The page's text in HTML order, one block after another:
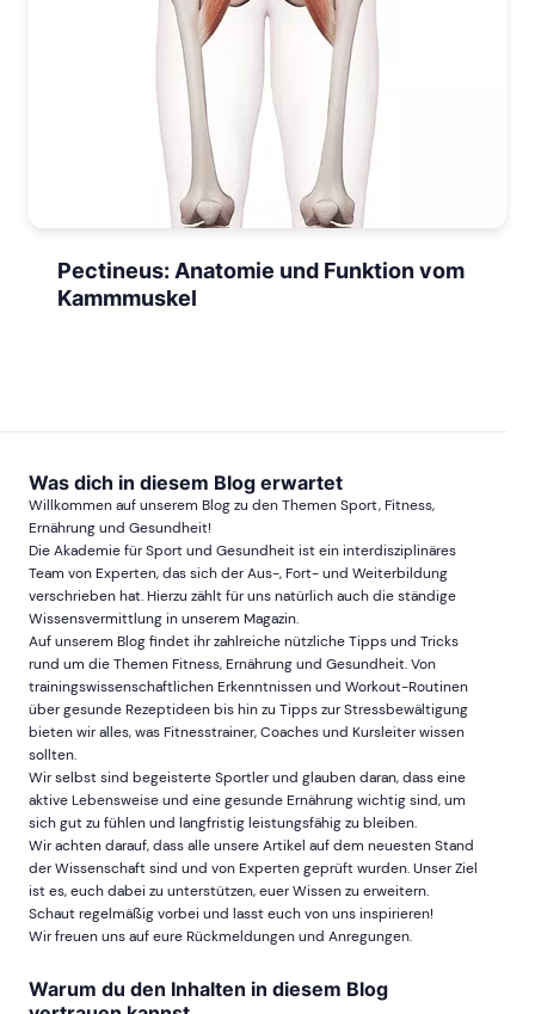
Pectineus: Anatomie und Funktion vom
Kammmuskel
Was dich in diesem Blog erwartet
Willkommen auf unserem Blog zu den Themen Sport, Fitness,
Ernährung und Gesundheit!
Die Akademie für Sport und Gesundheit ist ein interdisziplinäres
Team von Experten, das sich der Aus-, Fort- und Weiterbildung
verschrieben hat. Hierzu zählt für uns natürlich auch die ständige
Wissensvermittlung in unserem Magazin.
Auf unserem Blog findet ihr zahlreiche nützliche Tipps und Tricks
rund um die Themen Fitness, Ernährung und Gesundheit. Von
trainingswissenschaftlichen Erkenntnissen und Workout-Routinen
über gesunde Rezeptideen bis hin zu Tipps zur Stressbewältigung
bieten wir alles, was Fitnesstrainer, Coaches und Kursleiter wissen
sollten.
Wir selbst sind begeisterte Sportler und glauben daran, dass eine
aktive Lebensweise und eine gesunde Ernährung wichtig sind, um
sich gut zu fühlen und langfristig leistungsfähig zu bleiben.
Wir achten darauf, dass alle unsere Artikel auf dem neuesten Stand
der Wissenschaft sind und von Experten geprüft wurden. Unser Ziel
ist es, euch dabei zu unterstützen, euer Wissen zu erweitern.
Schaut regelmäßig vorbei und lasst euch von uns inspirieren!
Wir freuen uns auf eure Rückmeldungen und Anregungen.
Warum du den Inhalten in diesem Blog